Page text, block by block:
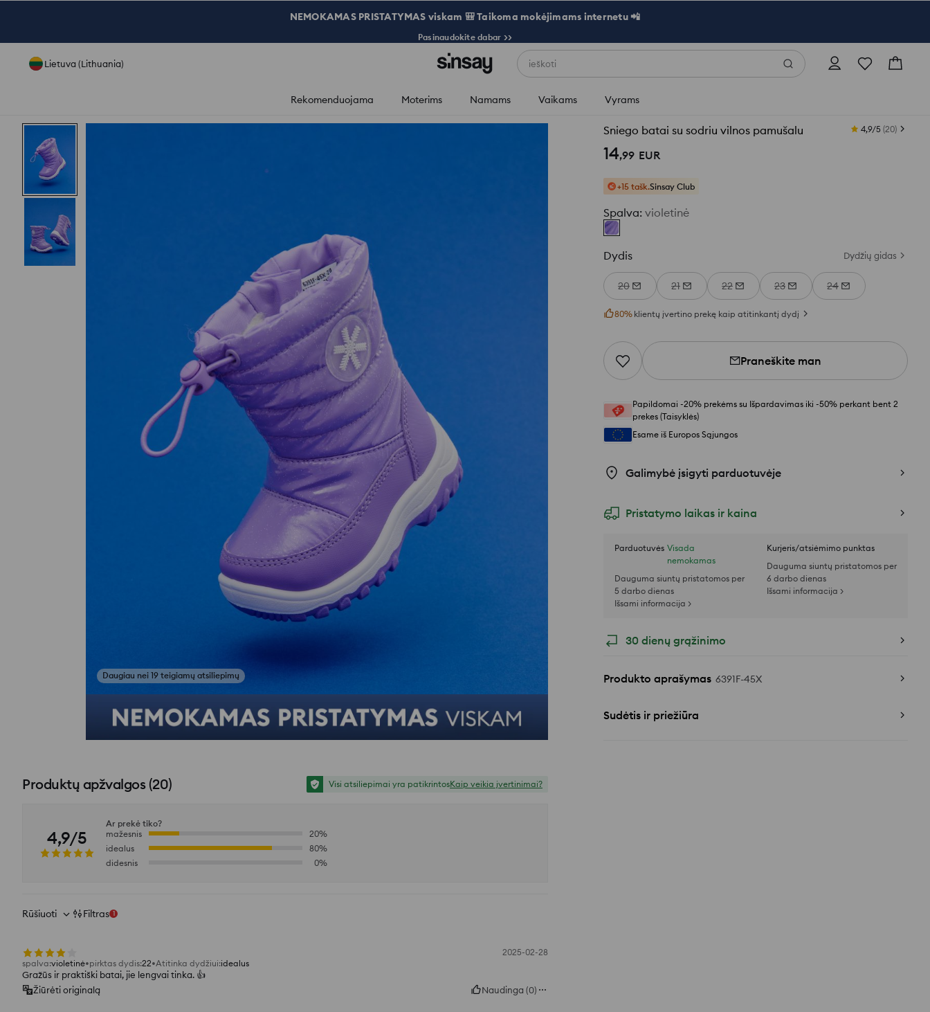
NEMOKAMAS PRISTATYMAS viskam 🎒 Taikoma mokėjimams internetu 📲
Pasinaudokite dabar >>
Lietuva (Lithuania) ieškoti
Rekomenduojama Moterims Namams Vaikams Vyrams
Sniego batai su sodriu vilnos pamušalu 4,9/5 (20)
14,99 EUR
+15 tašk.Sinsay Club
Spalva: violetinė
Dydis Dydžių gidas
20 21 22 23 24
80% klientų įvertino prekę kaip atitinkantį dydį
Praneškite man
Papildomai -20% prekėms su Išpardavimas iki -50% perkant bent 2
prekes (Taisyklės)
Esame iš Europos Sąjungos
Galimybė įsigyti parduotuvėje
Pristatymo laikas ir kaina
Parduotuvės Visada
nemokamas
Dauguma siuntų pristatomos per
5 darbo dienas
Išsami informacija >
Kurjeris/atsiėmimo punktas
Dauguma siuntų pristatomos per
6 darbo dienas
Išsami informacija >
30 dienų grąžinimo
Produkto aprašymas 6391F-45X
Sudėtis ir priežiūra
Žiūrėti atsiliepimų nuotraukas
Produktų apžvalgos(20) Visi atsiliepimai yra patikrintosKaip veikia įvertinimai?
4,9/5
Ar prekė tiko?
mažesnis
20%
idealus
80%
didesnis
0%
Rūšiuoti Filtras 1
2025-02-28
spalva:violetinė pirktas dydis:22 Atitinka dydžiui:idealus
Gražūs ir praktiški batai, jie lengvai tinka. 👍
Žiūrėti originalą
Naudinga (0)